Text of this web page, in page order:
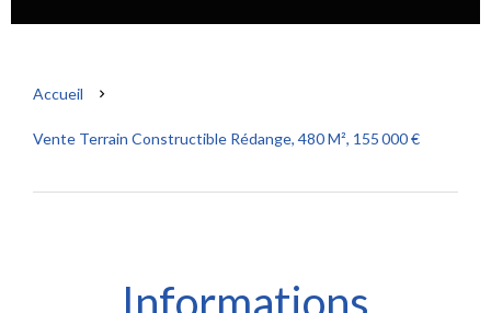
Accueil
Vente Terrain Constructible Rédange, 480 M², 155 000 €
Informations